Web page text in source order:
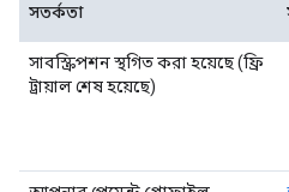
সতর্কতা
সাবস্ক্রিপশন স্থগিত করা হয়েছে (ফ্রি
ট্রায়াল শেষ হয়েছে)